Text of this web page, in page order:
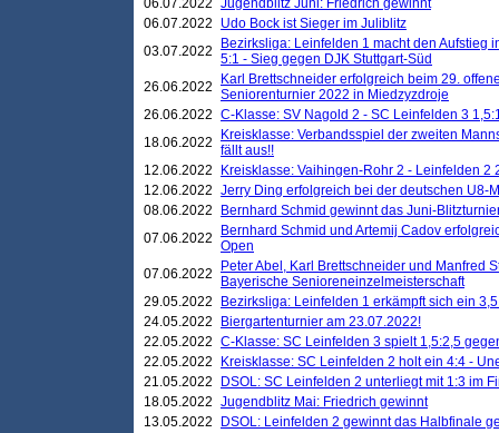
06.07.2022 Jugendblitz Juni: Friedrich gewinnt
06.07.2022
Udo Bock ist Sieger im Juliblitz
03.07.2022
Bezirksliga: Leinfelden 1 macht den Aufstieg
5:1 - Sieg gegen DJK Stuttgart-Süd
26.06.2022
Karl Brettschneider erfolgreich beim 29.
Seniorenturnier 2022 in Miedzyzdroje
26.06.2022 C-Klasse: SV Nagold 2 - SC Leinfelden 3
18.06.2022
Kreisklasse: Verbandsspiel der zweiten
fällt aus!!
12.06.2022
Kreisklasse: Vaihingen-Rohr 2 - Leinfelden 2
12.06.2022 Jerry Ding erfolgreich bei der deutschen U8-
08.06.2022
Bernhard Schmid gewinnt das Juni-
07.06.2022
Bernhard Schmid und Artemij Cadov
Open
07.06.2022
Peter Abel, Karl Brettschneider und Manfred
Bayerische Senioreneinzelmeisterschaft
29.05.2022
Bezirksliga: Leinfelden 1 erkämpft sich ein
24.05.2022
Biergartenturnier am 23.07.2022!
22.05.2022 C-Klasse: SC Leinfelden 3 spielt 1,5:2,5
22.05.2022
Kreisklasse: SC Leinfelden 2 holt ein 4:4 -
21.05.2022
DSOL: SC Leinfelden 2 unterliegt mit 1:3 im
18.05.2022 Jugendblitz Mai: Friedrich gewinnt
13.05.2022
DSOL: Leinfelden 2 gewinnt das Halbfinale